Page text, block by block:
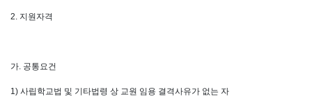
2. 지원자격
가 공통요건
1) 사립학교법 및 기타법령 상 교원 임용 결격사유가 없는 자